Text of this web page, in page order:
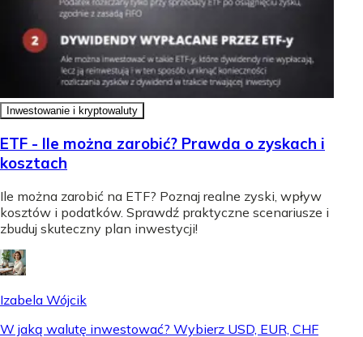
Inwestowanie i kryptowaluty
ETF - Ile można zarobić? Prawda o zyskach i
kosztach
Ile można zarobić na ETF? Poznaj realne zyski, wpływ
kosztów i podatków. Sprawdź praktyczne scenariusze i
zbuduj skuteczny plan inwestycji!
Izabela Wójcik
W jaką walutę inwestować? Wybierz USD, EUR, CHF